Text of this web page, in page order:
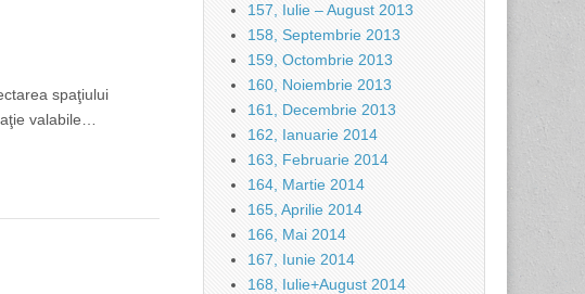
spaţiului
valabile…
157, Iulie – August 2013
158, Septembrie 2013
159, Octombrie 2013
160, Noiembrie 2013
161, Decembrie 2013
162, Ianuarie 2014
163, Februarie 2014
164, Martie 2014
165, Aprilie 2014
166, Mai 2014
167, Iunie 2014
168, Iulie+August 2014